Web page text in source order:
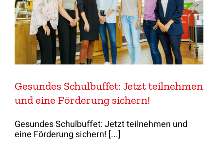
Gesundes Schulbuffet: Jetzt teilnehmen
und eine Förderung sichern!
Gesundes Schulbuffet: Jetzt teilnehmen und
eine Förderung sichern! [...]